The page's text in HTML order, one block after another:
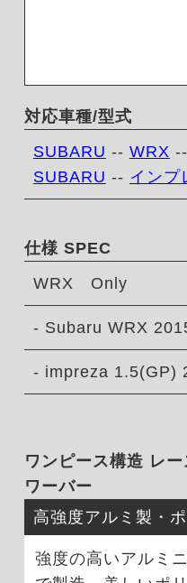
対応車種/型式
SUBARU -- WRX --
SUBARU -- インプ
仕様 SPEC
WRX Only
- Subaru WRX
- impreza 1.5(GP)
ワンピース構造 レ
ワーバー
高強度アルミ製・
強度の高いアルミ